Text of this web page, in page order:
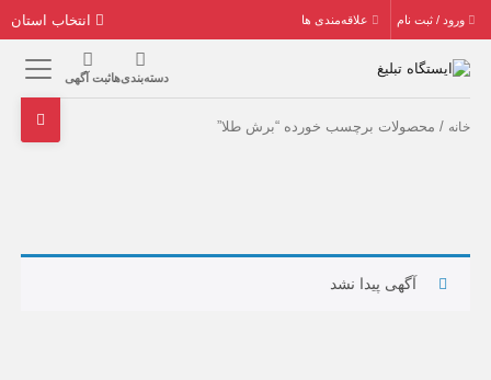
ورود / ثبت نام علاقه‌مندی ها
دسته‌بندی‌هاثبت آگهی
خانه / محصولات برچسب خورده “برش طلا”
آگهی پیدا نشد